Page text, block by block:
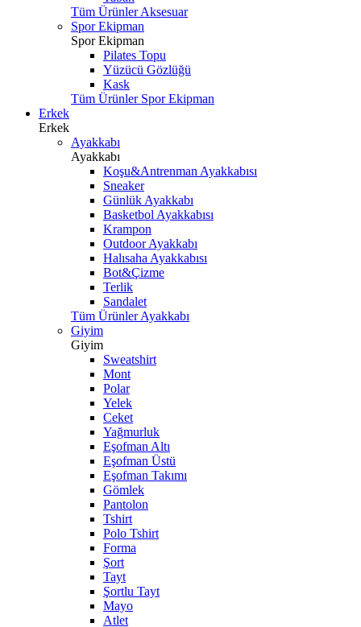
Tüm Ürünler Aksesuar
Spor Ekipman
Spor Ekipman
Pilates Topu
Yüzücü Gözlüğü
Kask
Tüm Ürünler Spor Ekipman
Erkek
Erkek
Ayakkabı
Ayakkabı
Koşu&Antrenman Ayakkabısı
Sneaker
Günlük Ayakkabı
Basketbol Ayakkabısı
Krampon
Outdoor Ayakkabı
Halısaha Ayakkabısı
Bot&Çizme
Terlik
Sandalet
Tüm Ürünler Ayakkabı
Giyim
Giyim
Sweatshirt
Mont
Polar
Yelek
Ceket
Yağmurluk
Eşofman Altı
Eşofman Üstü
Eşofman Takımı
Gömlek
Pantolon
Tshirt
Polo Tshirt
Forma
Şort
Tayt
Şortlu Tayt
Mayo
Atlet